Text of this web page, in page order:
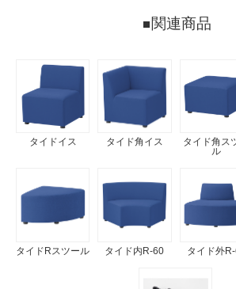
関連商品
タイドイス タイド角イス
タイド角ス
ル
タイドRスツール タイド内R-60 タイド外